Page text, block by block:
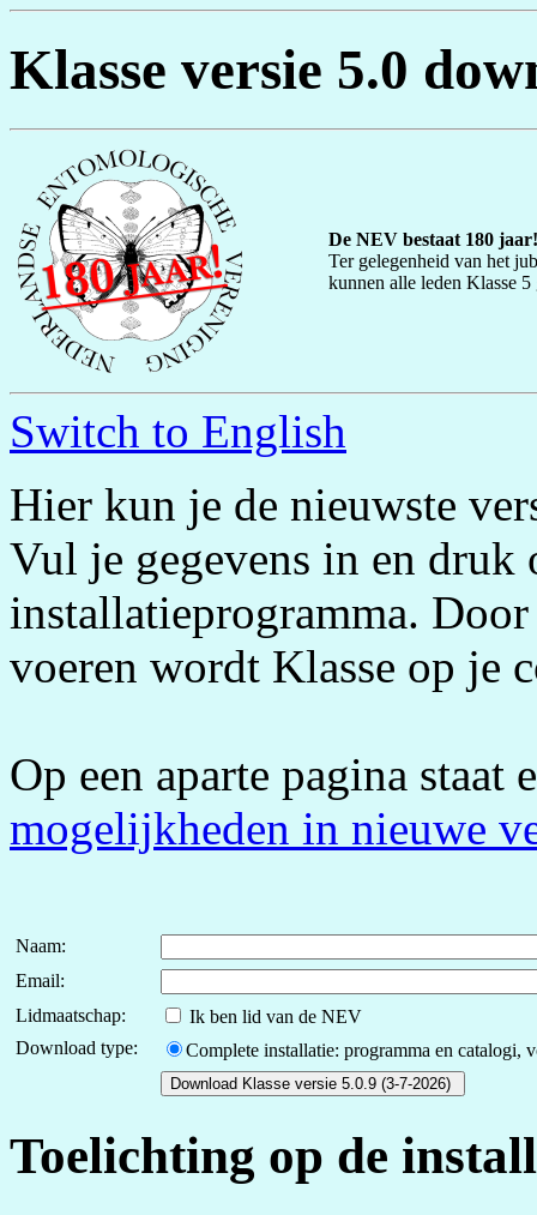
Klasse versie 5.0
De NEV bestaat 180 jaar!
Ter gelegenheid van het
kunnen alle leden Klasse 5
Switch to English
Hier kun je de nieuwste
Vul je gegevens in en druk
installatieprogramma.
voeren wordt Klasse op je
Op een aparte pagina staat
mogelijkheden in nieuwe
Naam:
Email:
Lidmaatschap:
Ik ben lid van de NEV
Download type:
Complete installatie: programma en catalogi,
Toelichting op de